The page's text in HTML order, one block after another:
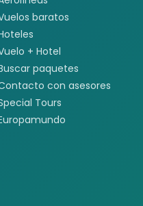
baratos
+ Hotel
paquetes
con asesores
Tours